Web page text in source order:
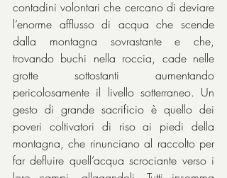
contadini volontari che cercano di deviare
l’enorme afflusso di acqua che scende
dalla montagna sovrastante e che,
trovando buchi nella roccia, cade nelle
grotte sottostanti aumentando
pericolosamente il livello sotterraneo. Un
gesto di grande sacrificio è quello dei
poveri coltivatori di riso ai piedi della
montagna, che rinunciano al raccolto per
far defluire quell’acqua scrociante verso i